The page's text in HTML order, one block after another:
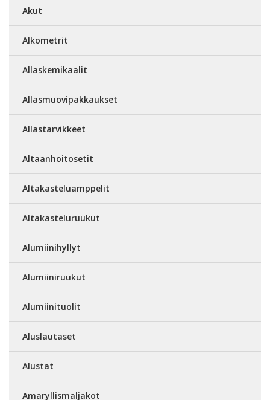
Akut
Alkometrit
Allaskemikaalit
Allasmuovipakkaukset
Allastarvikkeet
Altaanhoitosetit
Altakasteluamppelit
Altakasteluruukut
Alumiinihyllyt
Alumiiniruukut
Alumiinituolit
Aluslautaset
Alustat
Amaryllismaljakot